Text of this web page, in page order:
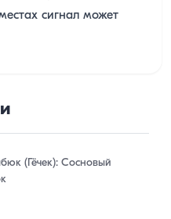
сигнал может
(Гёчек): Сосновый